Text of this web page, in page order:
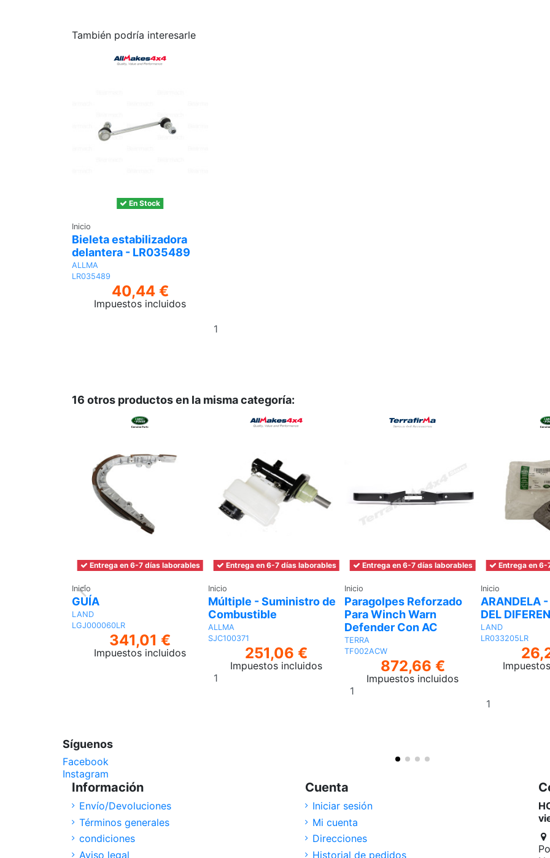
También podría interesarle
En Stock
Inicio
Bieleta estabilizadora
delantera - LR035489
ALLMA
LR035489
40,44 €
Impuestos incluidos
16 otros productos en la misma categoría:
Entrega en 6-7 días laborables
Inicio
GUÍA
LAND
LGJ000060LR
341,01 €
Impuestos incluidos
Añadir
Entrega en 6-7 días laborables
Inicio
Múltiple - Suministro de
Combustible
ALLMA
SJC100371
251,06 €
Impuestos incluidos
Añadir
Entrega en 6-7 días laborables
Inicio
Paragolpes Reforzado
Para Winch Warn
Defender Con AC
TERRA
TF002ACW
872,66 €
Impuestos incluidos
Entrega en 6-
Inicio
ARANDELA
DEL
LAND
LR033205LR
Síguenos
Facebook
Instagram
Información
Envío/Devoluciones
Términos generales
condiciones
Aviso legal
Cuenta
Iniciar sesión
Mi cuenta
Direcciones
Historial de pedidos